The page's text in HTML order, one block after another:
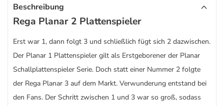
Beschreibung
Rega Planar 2 Plattenspieler
Erst war 1, dann folgt 3 und schließlich fügt sich 2 dazwischen.
Der Planar 1 Plattenspieler gilt als Erstgeborener der Planar
Schallplattenspieler Serie. Doch statt einer Nummer 2 folgte
der Rega Planar 3 auf dem Markt. Verwunderung entstand bei
den Fans. Der Schritt zwischen 1 und 3 war so groß, sodass